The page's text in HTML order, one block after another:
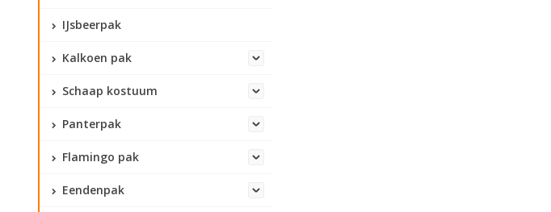
IJsbeerpak
Kalkoen pak
Schaap kostuum
Panterpak
Flamingo pak
Eendenpak